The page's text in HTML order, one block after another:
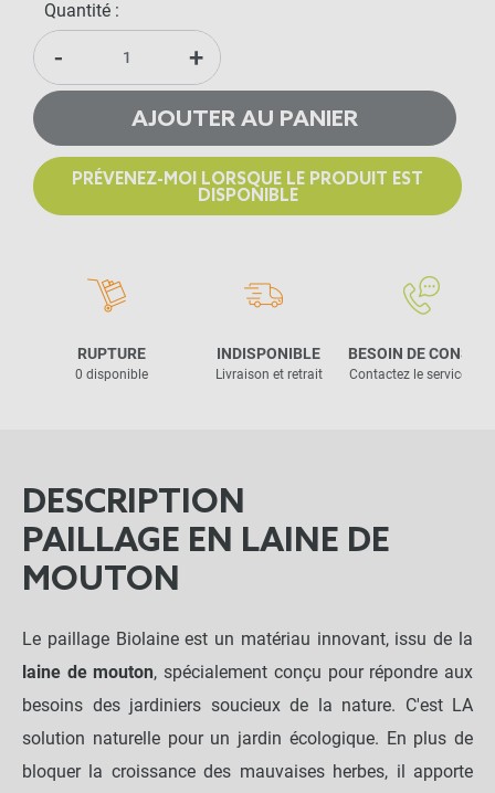
Quantité :
- +
AJOUTER AU PANIER
PRÉVENEZ-MOI LORSQUE LE PRODUIT EST
DISPONIBLE
RUPTURE
0 disponible
INDISPONIBLE
Livraison et retrait
BESOIN DE CONSEIL
Contactez le service
DESCRIPTION
PAILLAGE EN LAINE DE
MOUTON
Le paillage Biolaine est un matériau innovant, issu de la
laine de mouton, spécialement conçu pour répondre aux
besoins des jardiniers soucieux de la nature. C'est LA
solution naturelle pour un jardin écologique. En plus de
bloquer la croissance des mauvaises herbes, il apporte